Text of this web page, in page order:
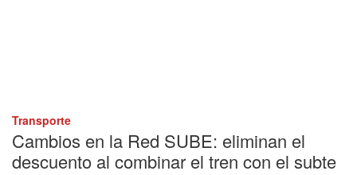
Transporte
Cambios en la Red SUBE: eliminan el
descuento al combinar el tren con el subte